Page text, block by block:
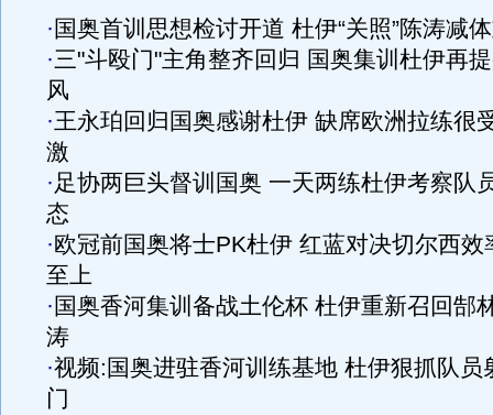
· 国奥首训思想检讨开道 杜伊“关照”陈涛减
·三"斗殴门"主角整齐回归 国奥集训杜伊再
风
·王永珀回归国奥感谢杜伊 缺席欧洲拉练很
激
·足协两巨头督训国奥 一天两练杜伊考察队
态
·欧冠前国奥将士PK杜伊 红蓝对决切尔西效
至上
· 国奥香河集训备战土伦杯 杜伊重新召回郜
涛
·视频:国奥进驻香河训练基地 杜伊狠抓队员
门